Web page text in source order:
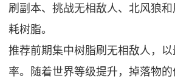
刷副本、挑战无相敌人、北风狼
耗树脂。
推荐前期集中树脂刷无相敌人，
率。随着世界等级提升，掉落物的